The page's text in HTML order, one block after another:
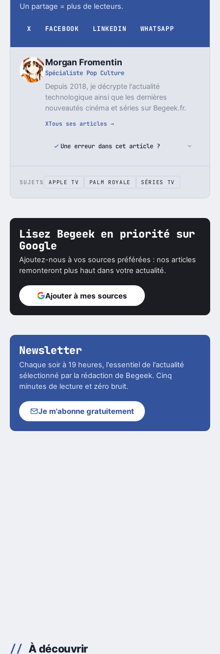
Un partage = plus de lecteurs.
X FACEBOOK LINKEDIN WHATSAPP
Morgan Fromentin
Spécialiste Pop Culture
Depuis 2018, je décrypte l'actualité
technologique ainsi que les dernières
nouveautés cinéma et séries sur Begeek.fr.
XTous ses articles →
Une erreur dans cet article ?
SUJETS APPLE TV PALM ROYALE SÉRIES TV
Lisez Begeek en priorité sur
Google
Ajoutez-nous à vos sources préférées : nos articles
remonteront plus haut dans votre actualité.
Ajouter à mes sources
Newsletter
Chaque soir à 19 heures, l'essentiel de l'actualité
sélectionné par la rédaction de Begeek. Cinq
minutes de lecture et zéro bruit.
Je m'abonne gratuitement
À découvrir